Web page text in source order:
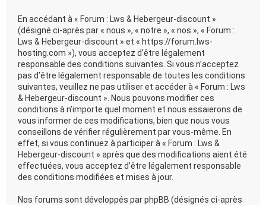
En accédant à « Forum : Lws & Hebergeur-discount »
(désigné ci-après par « nous », « notre », « nos », « Forum :
Lws & Hebergeur-discount » et « https://forum.lws-
hosting.com »), vous acceptez d’être légalement
responsable des conditions suivantes. Si vous n’acceptez
pas d’être légalement responsable de toutes les conditions
suivantes, veuillez ne pas utiliser et accéder à « Forum : Lws
& Hebergeur-discount ». Nous pouvons modifier ces
conditions à n’importe quel moment et nous essaierons de
vous informer de ces modifications, bien que nous vous
conseillons de vérifier régulièrement par vous-même. En
effet, si vous continuez à participer à « Forum : Lws &
Hebergeur-discount » après que des modifications aient été
effectuées, vous acceptez d’être légalement responsable
des conditions modifiées et mises à jour.
Nos forums sont développés par phpBB (désignés ci-après